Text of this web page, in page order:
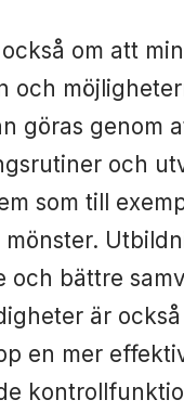
om att
och
göras genom
och
som till
och bättre
är
en mer